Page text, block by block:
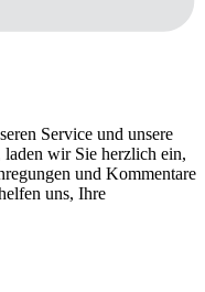
Service und unsere
wir Sie herzlich ein,
und Kommentare
uns, Ihre